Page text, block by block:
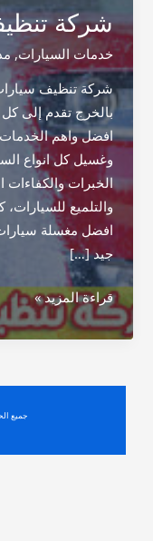
شركة
خدمات السيارات,
شركة تنظيف
بالخرج تقدم إلى كل
افضل واهم الخدمات
وغسيل كل انواع
الخبرات
والتلميع
افضل مغسلة
جيد […]
شركة
تنظيف
سيارات
قراءة المزيد »
جميع